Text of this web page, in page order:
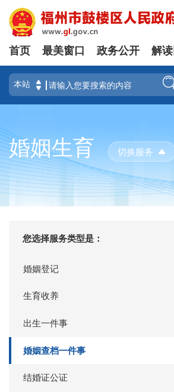
首页 最美窗口 政务公开 解
婚姻生育 切换服务
您选择服务类型是：
婚姻登记
生育收养
出生一件事
婚姻查档一件事
结婚证公证